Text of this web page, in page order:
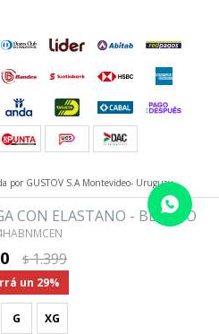
CON ELASTANO - BLANCO
$1.399
29
G XG
por GUSTOV S.A Montevideo- Uruguay